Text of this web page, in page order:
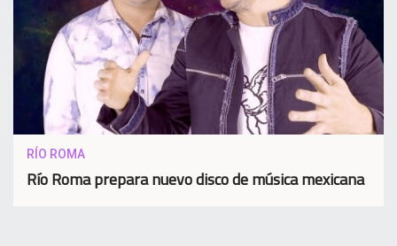
RÍO ROMA
Río Roma prepara nuevo disco de música mexicana